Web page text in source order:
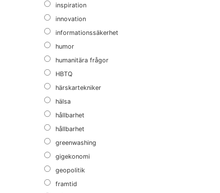
inspiration
innovation
informationssäkerhet
humor
humanitära frågor
HBTQ
härskartekniker
hälsa
hållbarhet
hållbarhet
greenwashing
gigekonomi
geopolitik
framtid